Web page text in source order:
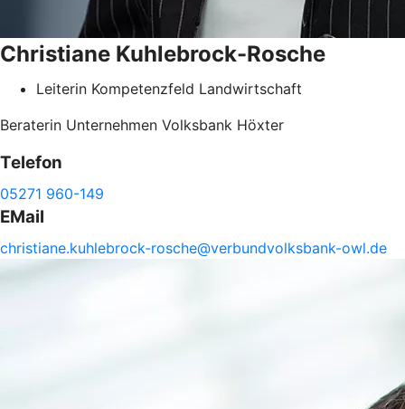
Christiane Kuhlebrock-Rosche
Leiterin Kompetenzfeld Landwirtschaft
Beraterin Unternehmen Volksbank Höxter
Telefon
05271 960-149
EMail
christiane.kuhlebrock-rosche@verbundvolksbank-owl.de